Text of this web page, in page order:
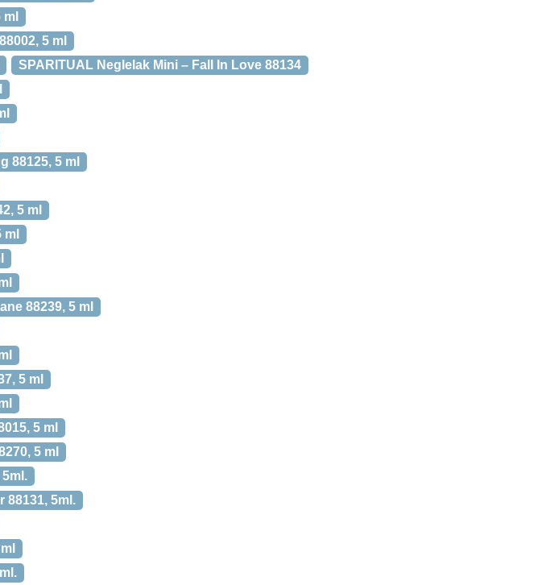
5 ml
SPARITUAL Neglelak Mini – Fall In Love 88134
88125, 5 ml
5 ml
88239, 5 ml
5 ml
5 ml
5 ml
88131, 5ml.